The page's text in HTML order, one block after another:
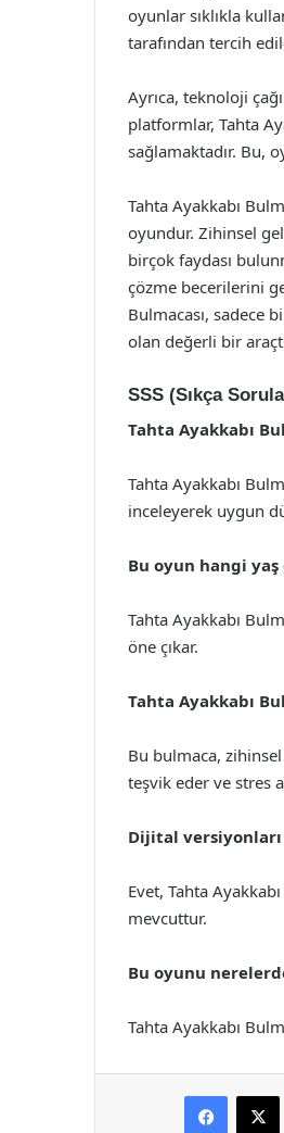
oyunlar sıklıkla
tarafından tercih
Ayrıca, teknoloji
platformlar, Tahta
sağlamaktadır. Bu,
Tahta Ayakkabı
oyundur. Zihinsel
birçok faydası
çözme becerilerini
Bulmacası, sadece
olan değerli bir
SSS (Sıkça
Tahta Ayakkabı
Tahta Ayakkabı
inceleyerek uygun
Bu oyun hangi
Tahta Ayakkabı
öne çıkar.
Tahta Ayakkabı
Bu bulmaca, zihinsel
teşvik eder ve stres
Dijital versiyonları
Evet, Tahta
mevcuttur.
Bu oyunu
Tahta Ayakkabı
X